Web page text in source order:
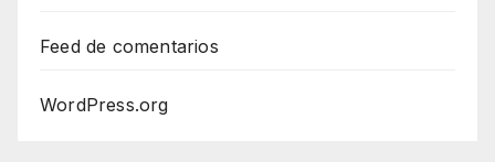
Feed de comentarios
WordPress.org